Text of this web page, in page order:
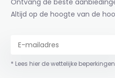
Ontvang de beste
Altijd op de hoogte van de
* Lees hier de wettelijke beperkingen